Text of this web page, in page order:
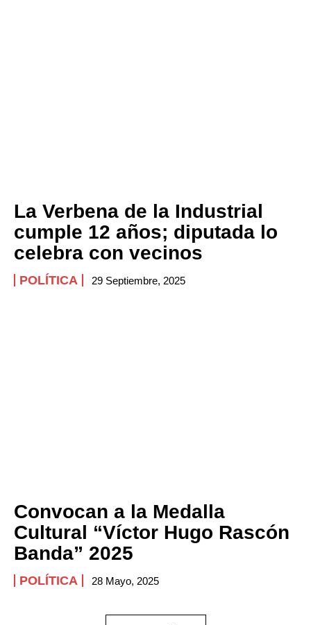
La Verbena de la Industrial
cumple 12 años; diputada lo
celebra con vecinos
POLÍTICA 29 Septiembre, 2025
Convocan a la Medalla
Cultural “Víctor Hugo Rascón
Banda” 2025
POLÍTICA 28 Mayo, 2025